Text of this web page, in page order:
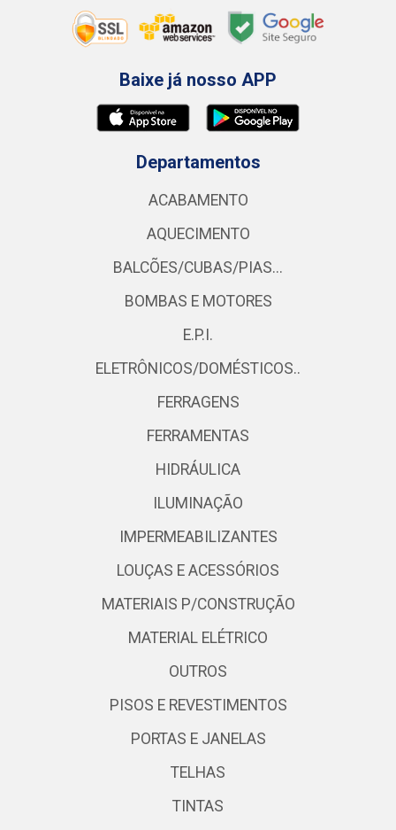
Baixe já nosso APP
Departamentos
ACABAMENTO
AQUECIMENTO
BALCÕES/CUBAS/PIAS...
BOMBAS E MOTORES
E.P.I.
ELETRÔNICOS/DOMÉSTICOS..
FERRAGENS
FERRAMENTAS
HIDRÁULICA
ILUMINAÇÃO
IMPERMEABILIZANTES
LOUÇAS E ACESSÓRIOS
MATERIAIS P/CONSTRUÇÃO
MATERIAL ELÉTRICO
OUTROS
PISOS E REVESTIMENTOS
PORTAS E JANELAS
TELHAS
TINTAS